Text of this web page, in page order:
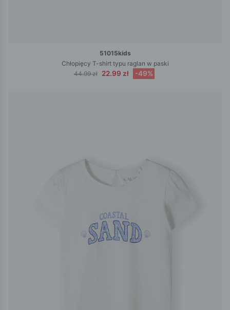
51015kids
Chłopięcy T-shirt typu raglan w paski
44.99 zł
22.99 zł -49%